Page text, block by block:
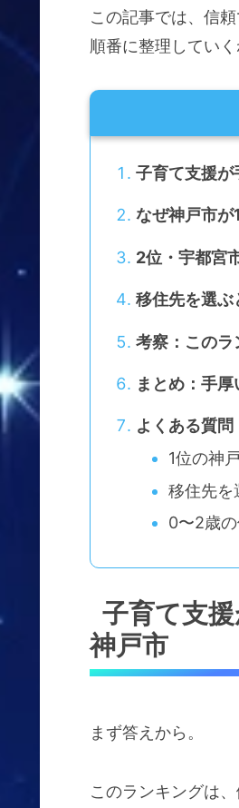
この記事では、信
順番に整理していく
子育て支援が
なぜ神戸市が
2位・宇都宮
移住先を選
考察：このラ
まとめ：手
よくある質問
1位の神
移住先を
0〜2歳
子育て支
神戸市
まず答えから。
このランキングは